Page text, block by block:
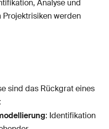
Analyse und
Projektrisiken werden
sind das Rückgrat eines
: Identifikation